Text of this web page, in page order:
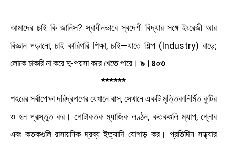
আমাদের চাই কি জানিস? স্বাধীনভাবে স্বদেশী বিদ্যার সঙ্গে ইংরেজী আর
বিজ্ঞান পড়ানাে, চাই কারিগরি শিক্ষা, চাই—যাতে শিল্প (Industry) বাড়ে;
লােকে চাকরি না করে দু-পয়সা করে খেতে পারে। ৯।৪০৩
******
শহরের সর্বাপেক্ষা দরিদ্রগণের যেখানে বাস, সেখানে একটি মৃত্তিকানির্মিত কুটির
ও হল প্রস্তুত কর। গােটাকতক ম্যাজিক লণ্ঠন, কতকগুলি ম্যাপ, গ্লোব
এবং কতকগুলি রাসায়নিক দ্রব্য ইত্যাদি যােগাড় কর। প্রতিদিন সন্ধ্যার